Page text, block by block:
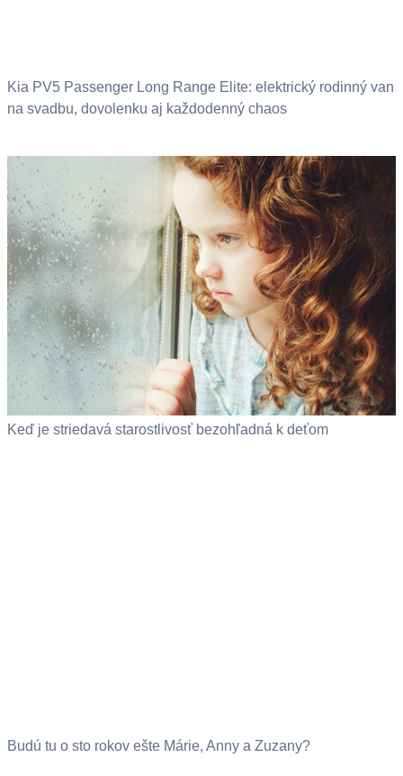
Kia PV5 Passenger Long Range Elite: elektrický rodinný van
na svadbu, dovolenku aj každodenný chaos
Keď je striedavá starostlivosť bezohľadná k deťom
Budú tu o sto rokov ešte Márie, Anny a Zuzany?